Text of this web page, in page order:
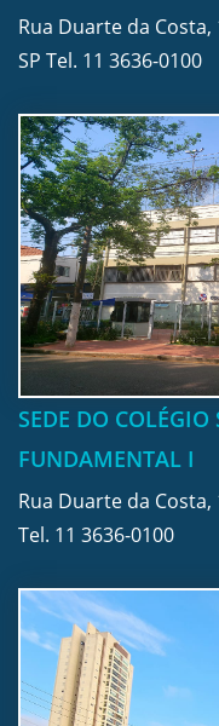
Rua Duarte da Costa,
SP Tel. 11 3636-0100
SEDE DO
FUNDAMENTAL I
Rua Duarte da Costa,
Tel. 11 3636-0100